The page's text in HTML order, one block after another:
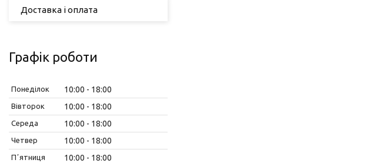
Доставка і оплата
Графік роботи
Понеділок 10:00 18:00
Вівторок 10:00 18:00
Середа 10:00 18:00
Четвер 10:00 18:00
Пʼятниця 10:00 18:00